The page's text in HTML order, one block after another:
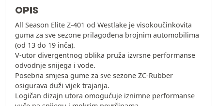
OPIS
All Season Elite Z-401 od Westlake je visokoučinkovita
guma za sve sezone prilagođena brojnim automobilima
(od 13 do 19 inča).
V-utor divergentnog oblika pruža izvrsne performanse
odvodnje snijega i vode.
Posebna smjesa gume za sve sezone ZC-Rubber
osigurava duži vijek trajanja.
Logičan dizajn utora omogućuje iznimne performanse